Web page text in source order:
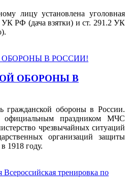
лицу установлена уголовная
УК РФ (дача взятки) и ст. 291.2 УК
ОБОРОНЫ В
гражданской обороны в России.
официальным праздником МЧС
чрезвычайных ситуаций
организаций защиты
1918 году.